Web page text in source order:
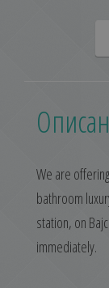
We are
bathroom
station, on
immediately.